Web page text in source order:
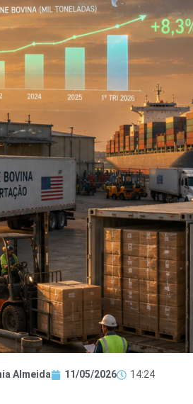
Almeida 11/05/2026 14:24